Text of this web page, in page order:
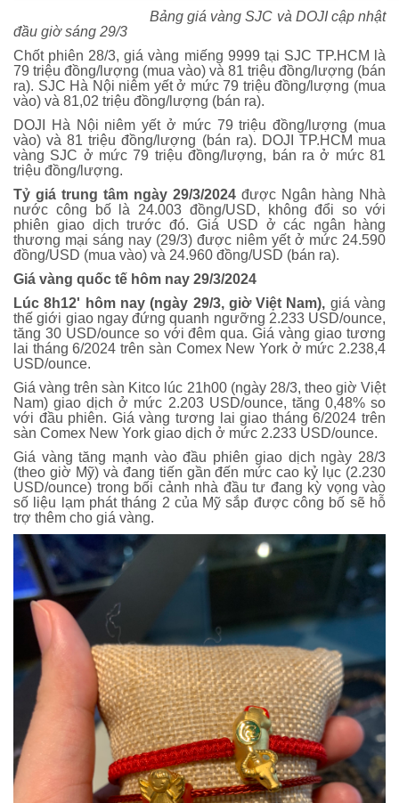
Bảng giá vàng SJC và DOJI cập nhật
đầu giờ sáng 29/3
Chốt phiên 28/3, giá vàng miếng 9999 tại SJC TP.HCM là
79 triệu đồng/lượng (mua vào) và 81 triệu đồng/lượng (bán
ra). SJC Hà Nội niêm yết ở mức 79 triệu đồng/lượng (mua
vào) và 81,02 triệu đồng/lượng (bán ra).
DOJI Hà Nội niêm yết ở mức 79 triệu đồng/lượng (mua
vào) và 81 triệu đồng/lượng (bán ra). DOJI TP.HCM mua
vàng SJC ở mức 79 triệu đồng/lượng, bán ra ở mức 81
triệu đồng/lượng.
Tỷ giá trung tâm ngày 29/3/2024 được Ngân hàng Nhà
nước công bố là 24.003 đồng/USD, không đổi so với
phiên giao dịch trước đó. Giá USD ở các ngân hàng
thương mại sáng nay (29/3) được niêm yết ở mức 24.590
đồng/USD (mua vào) và 24.960 đồng/USD (bán ra).
Giá vàng quốc tế hôm nay 29/3/2024
Lúc 8h12' hôm nay (ngày 29/3, giờ Việt Nam), giá vàng
thế giới giao ngay đứng quanh ngưỡng 2.233 USD/ounce,
tăng 30 USD/ounce so với đêm qua. Giá vàng giao tương
lai tháng 6/2024 trên sàn Comex New York ở mức 2.238,4
USD/ounce.
Giá vàng trên sàn Kitco lúc 21h00 (ngày 28/3, theo giờ Việt
Nam) giao dịch ở mức 2.203 USD/ounce, tăng 0,48% so
với đầu phiên. Giá vàng tương lai giao tháng 6/2024 trên
sàn Comex New York giao dịch ở mức 2.233 USD/ounce.
Giá vàng tăng mạnh vào đầu phiên giao dịch ngày 28/3
(theo giờ Mỹ) và đang tiến gần đến mức cao kỷ lục (2.230
USD/ounce) trong bối cảnh nhà đầu tư đang kỳ vọng vào
số liệu lạm phát tháng 2 của Mỹ sắp được công bố sẽ hỗ
trợ thêm cho giá vàng.